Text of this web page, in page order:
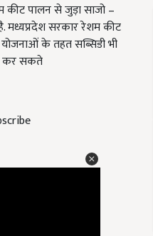
कीट पालन से जुड़ा साजो –
मध्यप्रदेश सरकार रेशम कीट
के तहत सब्सिडी भी
कर सकते